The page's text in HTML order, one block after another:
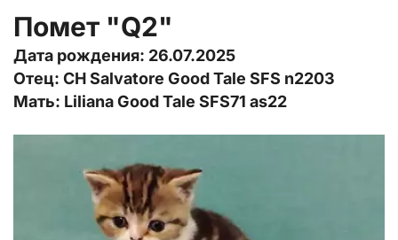
Помет "Q2"
Дата рождения: 26.07.2025
Отец: CH Salvatore Good Tale SFS n2203
Мать: Liliana Good Tale SFS71 as22